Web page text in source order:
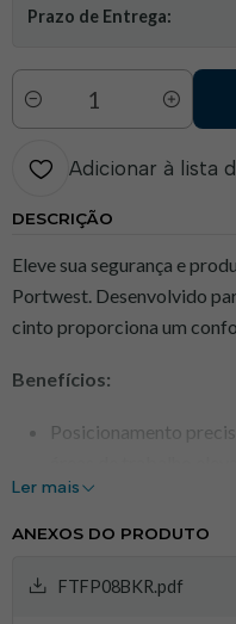
Prazo de Entrega:
Quantidade
Adicionar à lista
DESCRIÇÃO
Eleve sua segurança e
Portwest. Desenvolvido
cinto proporciona um
Benefícios:
Posicionamento
Conforto durante
ergonômico, esse
Normas de
Ler mais
ANEXOS DO PRODUTO
FTFP08BKR.pdf